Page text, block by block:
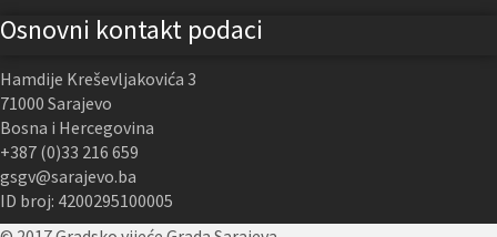
Osnovni kontakt podaci
Hamdije Kreševljakovića 3
71000 Sarajevo
Bosna i Hercegovina
+387 (0)33 216 659
gsgv@sarajevo.ba
ID broj: 4200295100005